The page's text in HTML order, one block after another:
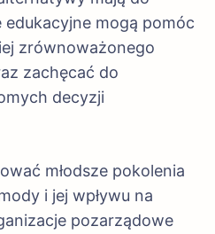
mogą pomóc
zrównoważonego
zachęcać do
decyzji
młodsze pokolenia
i jej wpływu na
pozarządowe